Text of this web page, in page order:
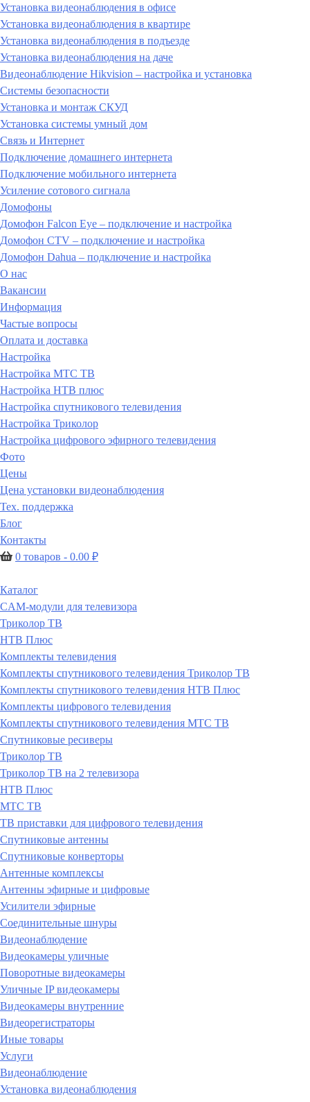
Установка видеонаблюдения в офисе
Установка видеонаблюдения в квартире
Установка видеонаблюдения в подъезде
Установка видеонаблюдения на даче
Видеонаблюдение Hikvision – настройка и установка
Системы безопасности
Установка и монтаж СКУД
Установка системы умный дом
Связь и Интернет
Подключение домашнего интернета
Подключение мобильного интернета
Усиление сотового сигнала
Домофоны
Домофон Falcon Eye – подключение и настройка
Домофон CTV – подключение и настройка
Домофон Dahua – подключение и настройка
О нас
Вакансии
Информация
Частые вопросы
Оплата и доставка
Настройка
Настройка МТС ТВ
Настройка НТВ плюс
Настройка спутникового телевидения
Настройка Триколор
Настройка цифрового эфирного телевидения
Фото
Цены
Цена установки видеонаблюдения
Тех. поддержка
Блог
Контакты
0 товаров - 0.00 ₽
Каталог
CAM-модули для телевизора
Триколор ТВ
НТВ Плюс
Комплекты телевидения
Комплекты спутникового телевидения Триколор ТВ
Комплекты спутникового телевидения НТВ Плюс
Комплекты цифрового телевидения
Комплекты спутникового телевидения МТС ТВ
Спутниковые ресиверы
Триколор ТВ
Триколор ТВ на 2 телевизора
НТВ Плюс
МТС ТВ
ТВ приставки для цифрового телевидения
Спутниковые антенны
Спутниковые конверторы
Антенные комплексы
Антенны эфирные и цифровые
Усилители эфирные
Соединительные шнуры
Видеонаблюдение
Видеокамеры уличные
Поворотные видеокамеры
Уличные IP видеокамеры
Видеокамеры внутренние
Видеорегистраторы
Иные товары
Услуги
Видеонаблюдение
Установка видеонаблюдения